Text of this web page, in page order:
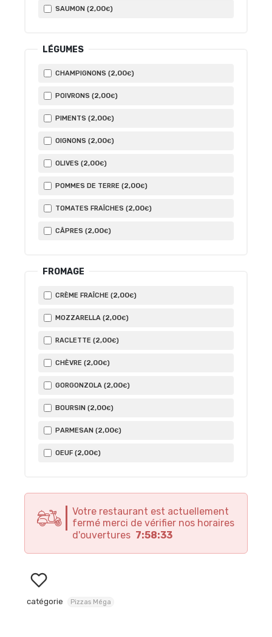
SAUMON (2,00€)
LÉGUMES
CHAMPIGNONS (2,00€)
POIVRONS (2,00€)
PIMENTS (2,00€)
OIGNONS (2,00€)
OLIVES (2,00€)
POMMES DE TERRE (2,00€)
TOMATES FRAÎCHES (2,00€)
CÂPRES (2,00€)
FROMAGE
CRÈME FRAÎCHE (2,00€)
MOZZARELLA (2,00€)
RACLETTE (2,00€)
CHÈVRE (2,00€)
GORGONZOLA (2,00€)
BOURSIN (2,00€)
PARMESAN (2,00€)
OEUF (2,00€)
Votre restaurant est actuellement
fermé merci de vérifier nos horaires
d'ouvertures 7:58:33
catégorie Pizzas Méga